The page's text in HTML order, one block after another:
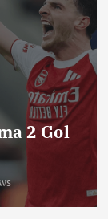
2 Gol